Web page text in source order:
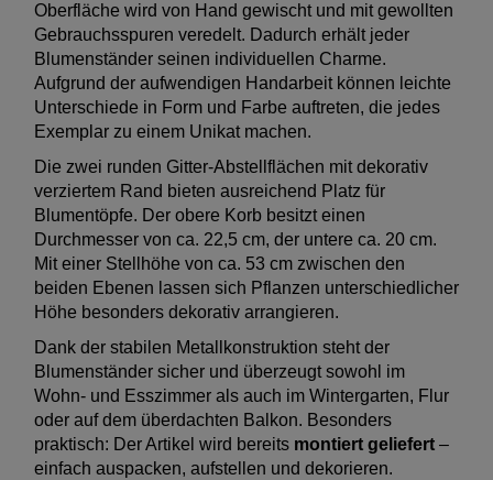
Oberfläche wird von Hand gewischt und mit gewollten
Gebrauchsspuren veredelt. Dadurch erhält jeder
Blumenständer seinen individuellen Charme.
Aufgrund der aufwendigen Handarbeit können leichte
Unterschiede in Form und Farbe auftreten, die jedes
Exemplar zu einem Unikat machen.
Die zwei runden Gitter-Abstellflächen mit dekorativ
verziertem Rand bieten ausreichend Platz für
Blumentöpfe. Der obere Korb besitzt einen
Durchmesser von ca. 22,5 cm, der untere ca. 20 cm.
Mit einer Stellhöhe von ca. 53 cm zwischen den
beiden Ebenen lassen sich Pflanzen unterschiedlicher
Höhe besonders dekorativ arrangieren.
Dank der stabilen Metallkonstruktion steht der
Blumenständer sicher und überzeugt sowohl im
Wohn- und Esszimmer als auch im Wintergarten, Flur
oder auf dem überdachten Balkon. Besonders
praktisch: Der Artikel wird bereits montiert geliefert –
einfach auspacken, aufstellen und dekorieren.